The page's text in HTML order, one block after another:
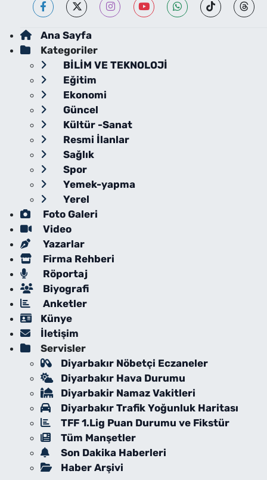
Ana Sayfa
Kategoriler
BİLİM VE TEKNOLOJİ
Eğitim
Ekonomi
Güncel
Kültür -Sanat
Resmi İlanlar
Sağlık
Spor
Yemek-yapma
Yerel
Foto Galeri
Video
Yazarlar
Firma Rehberi
Röportaj
Biyografi
Anketler
Künye
İletişim
Servisler
Diyarbakır Nöbetçi Eczaneler
Diyarbakır Hava Durumu
Diyarbakir Namaz Vakitleri
Diyarbakır Trafik Yoğunluk Haritası
TFF 1.Lig Puan Durumu ve Fikstür
Tüm Manşetler
Son Dakika Haberleri
Haber Arşivi